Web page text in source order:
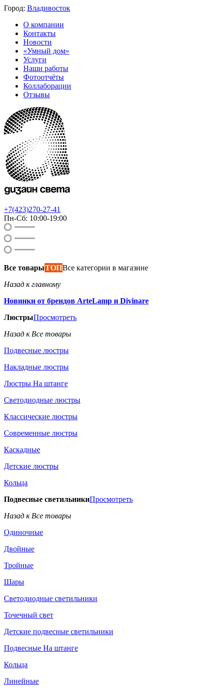
Город: Владивосток
О компании
Контакты
Новости
«Умный дом»
Услуги
Наши работы
Фотоотчёты
Коллаборации
Отзывы
+7(423)270-27-41
Пн-Сб: 10:00-19:00
Все товарыТОПВсе категории в магазине
Назад к главному
Новинки от брендов ArteLamp и Divinare
ЛюстрыПросмотреть
Назад к Все товары
Подвесные люстры
Накладные люстры
Люстры На штанге
Светодиодные люстры
Классические люстры
Современные люстры
Каскадные
Детские люстры
Кольца
Подвесные светильникиПросмотреть
Назад к Все товары
Одиночные
Двойные
Тройные
Шары
Светодиодные светильники
Точечный свет
Детские подвесные светильники
Подвесные На штанге
Кольца
Линейные